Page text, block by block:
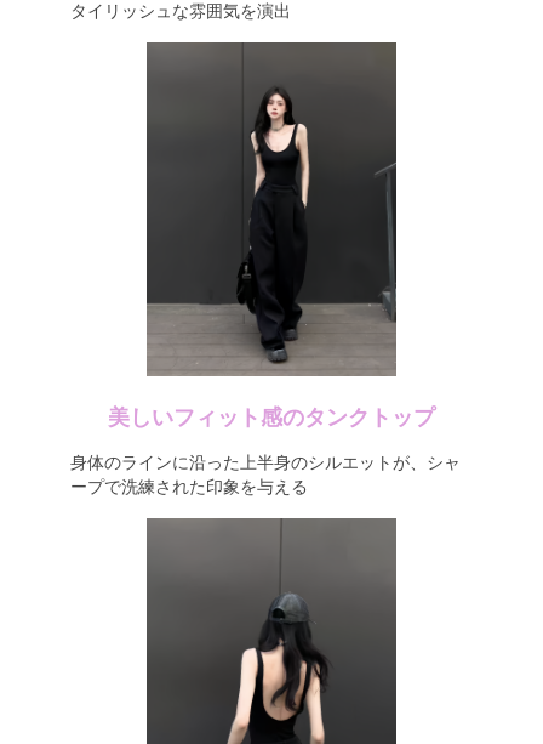
タイリッシュな雰囲気を演出
美しいフィット感のタンクトップ
身体のラインに沿った上半身のシルエットが、シャ
ープで洗練された印象を与える